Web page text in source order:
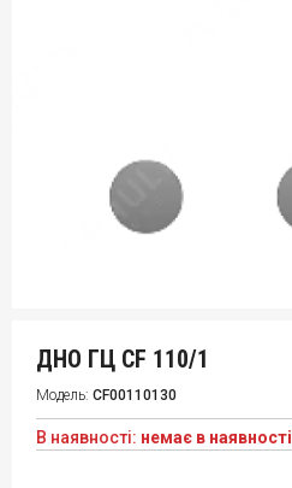
ДНО ГЦ CF 110/1
Модель: CF00110130
В наявності: немає в наявності